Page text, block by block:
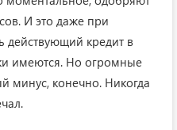
И это даже при
действующий кредит в
имеются. Но огромные
минус, конечно. Никогда